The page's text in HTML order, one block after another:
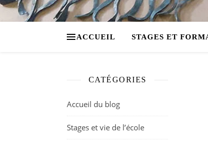
ACCUEIL STAGES ET
CATÉGORIES
Accueil du blog
Stages et vie de l’école